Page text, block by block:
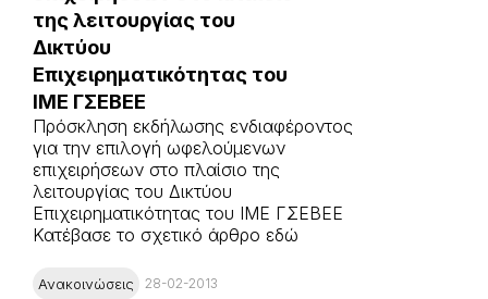
της λειτουργίας του
Δικτύου
Επιχειρηματικότητας του
ΙΜΕ ΓΣΕΒΕΕ
Πρόσκληση εκδήλωσης ενδιαφέροντος
για την επιλογή ωφελούμενων
επιχειρήσεων στο πλαίσιο της
λειτουργίας του Δικτύου
Επιχειρηματικότητας του ΙΜΕ ΓΣΕΒΕΕ
Κατέβασε το σχετικό άρθρο εδώ
Ανακοινώσεις 28-02-2013